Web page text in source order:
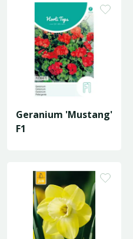
Geranium 'Mustang'
F1